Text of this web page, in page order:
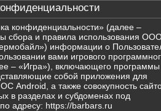
конфиденциальности» (далее –
сбора и правила использования
информации о
вами игрового
– «Игра»), включающего программы
собой приложения для
Android, а также совокупность
в разделах и субдоменах под
адресу: https://barbars.ru